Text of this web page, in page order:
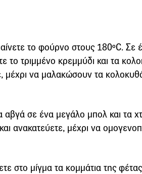
το φούρνο στους 180ºC. Σε
το τριμμένο κρεμμύδι και τα
μέχρι να μαλακώσουν τα
αβγά σε ένα μεγάλο μπολ και τα
ανακατεύετε, μέχρι να
στο μίγμα τα κομμάτια της